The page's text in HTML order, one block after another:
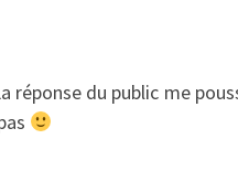
réponse du public me